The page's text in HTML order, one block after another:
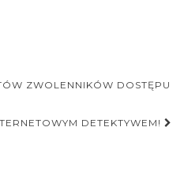
ZWOLENNIKÓW DOSTĘPU
DETEKTYWEM!